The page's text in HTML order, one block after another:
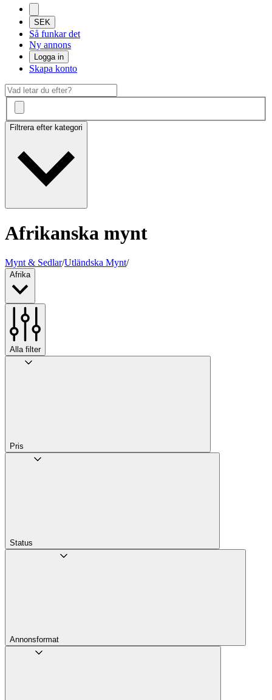
SEK
Så funkar det
Ny annons
Logga in
Skapa konto
Filtrera efter kategori
Afrikanska mynt
Mynt & Sedlar/Utländska Mynt/
Afrika
Alla filter
Pris
Status
Annons­format